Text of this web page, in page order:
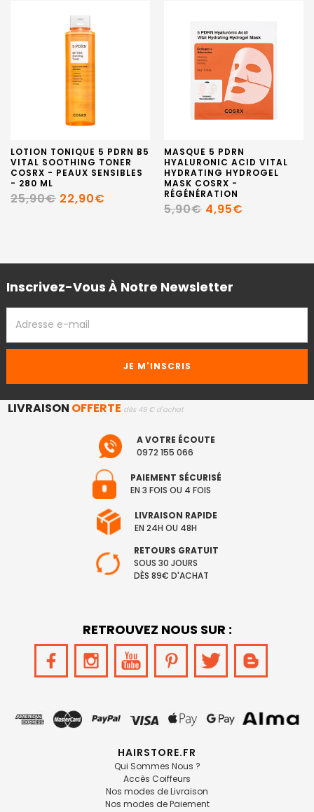
LOTION TONIQUE 5 PDRN B5
VITAL SOOTHING TONER
COSRX - PEAUX SENSIBLES
- 280 ML
25,90€ 22,90€
MASQUE 5 PDRN
HYALURONIC ACID VITAL
HYDRATING HYDROGEL
MASK COSRX -
RÉGÉNÉRATION
5,90€ 4,95€
Inscrivez-Vous À Notre Newsletter
EMAIL
LIVRAISON OFFERTE dès 49 € d'achat
A VOTRE ÉCOUTE
0972 155 066
PAIEMENT SÉCURISÉ
EN 3 FOIS OU 4 FOIS
LIVRAISON RAPIDE
EN 24H OU 48H
RETOURS GRATUIT
SOUS 30 JOURS
DÈS 89€ D'ACHAT
RETROUVEZ NOUS SUR :
HAIRSTORE.FR
Qui Sommes Nous ?
Accès Coiffeurs
Nos modes de Livraison
Nos modes de Paiement